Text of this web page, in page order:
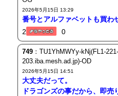
2026年5月15日 13:29
番号とアルファベットも買わ
2
0
749：TU1YhMWYy-kNj(FL1-
203.iba.mesh.ad.jp)-OD
2026年5月15日 14:51
大丈夫だって。
ドラゴンズの事だから、即